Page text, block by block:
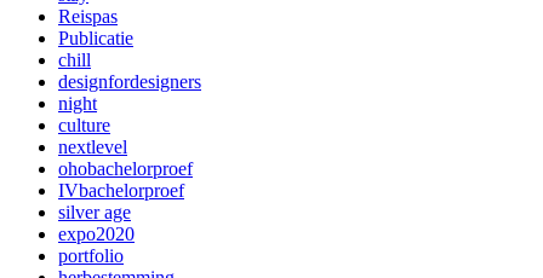
Reispas
Publicatie
chill
designfordesigners
night
culture
nextlevel
ohobachelorproef
IVbachelorproef
silver age
expo2020
portfolio